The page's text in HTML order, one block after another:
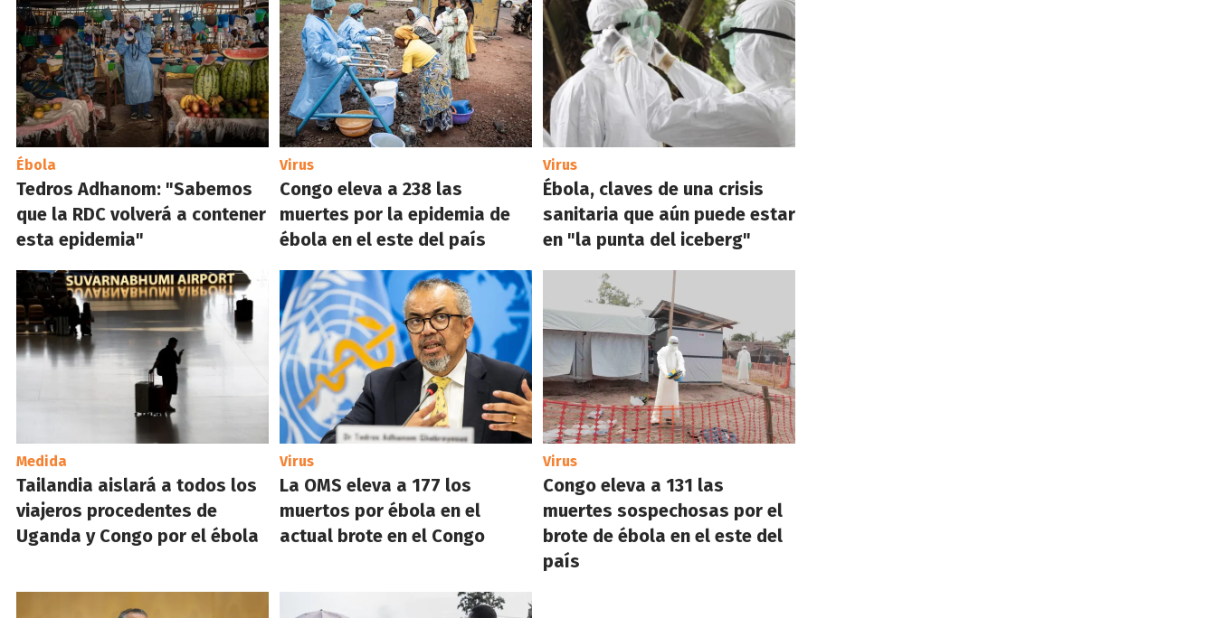
Ébola
Tedros Adhanom: "Sabemos
que la RDC volverá a contener
esta epidemia"
Virus
Congo eleva a 238 las
muertes por la epidemia de
ébola en el este del país
Virus
Ébola, claves de una crisis
sanitaria que aún puede estar
en "la punta del iceberg"
Medida
Tailandia aislará a todos los
viajeros procedentes de
Uganda y Congo por el ébola
Virus
La OMS eleva a 177 los
muertos por ébola en el
actual brote en el Congo
Virus
Congo eleva a 131 las
muertes sospechosas por el
brote de ébola en el este del
país